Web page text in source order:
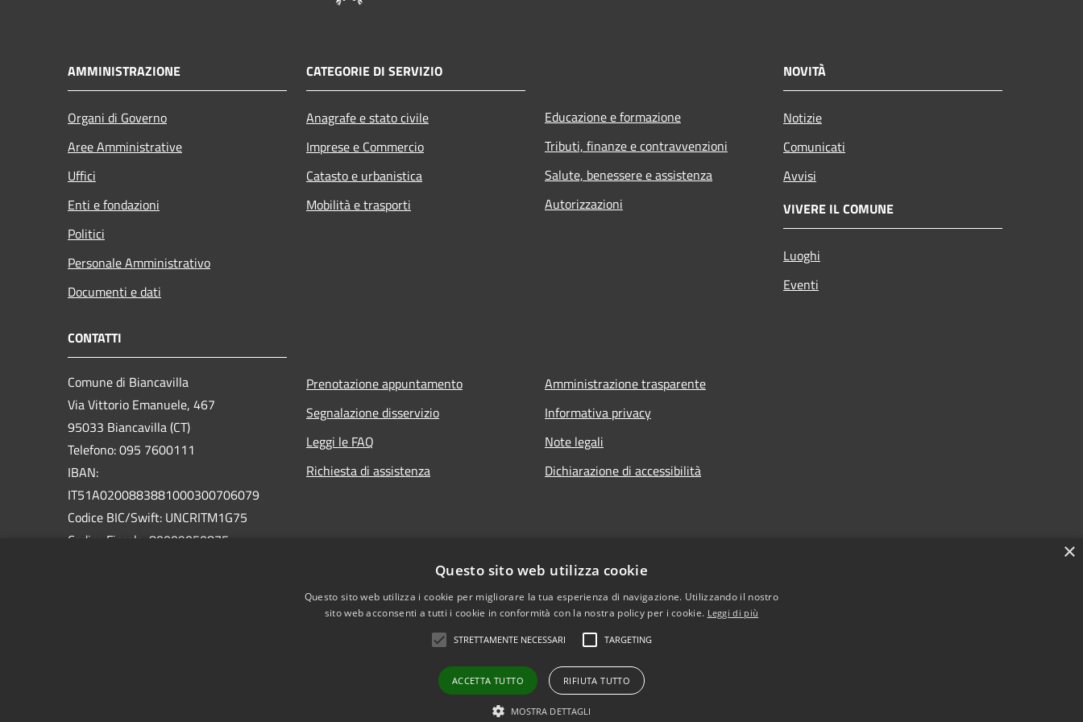
AMMINISTRAZIONE
Organi di Governo
Aree Amministrative
Uffici
Enti e fondazioni
Politici
Personale Amministrativo
Documenti e dati
CATEGORIE DI SERVIZIO
Anagrafe e stato civile
Imprese e Commercio
Catasto e urbanistica
Mobilità e trasporti
Educazione e formazione
Tributi, finanze e contravvenzioni
Salute, benessere e assistenza
Autorizzazioni
NOVITÀ
Notizie
Comunicati
Avvisi
VIVERE IL COMUNE
Luoghi
Eventi
CONTATTI
Comune di Biancavilla
Via Vittorio Emanuele, 467
95033 Biancavilla (CT)
Telefono: 095 7600111
IBAN:
IT51A0200883881000300706079
Codice BIC/Swift: UNCRITM1G75
Codice Fiscale: 80009050875
Prenotazione appuntamento
Segnalazione disservizio
Leggi le FAQ
Richiesta di assistenza
Amministrazione trasparente
Informativa privacy
Note legali
Dichiarazione di accessibilità
Copyright © 2026 • Comune di Biancavilla • Powered by
×
Questo sito web utilizza cookie
Questo sito web utilizza i cookie per migliorare la tua esperienza di navigazione. Utilizzando il nostro
sito web acconsenti a tutti i cookie in conformità con la nostra policy per i cookie. Leggi di più
STRETTAMENTE NECESSARI TARGETING
ACCETTA TUTTO RIFIUTA TUTTO
MOSTRA DETTAGLI